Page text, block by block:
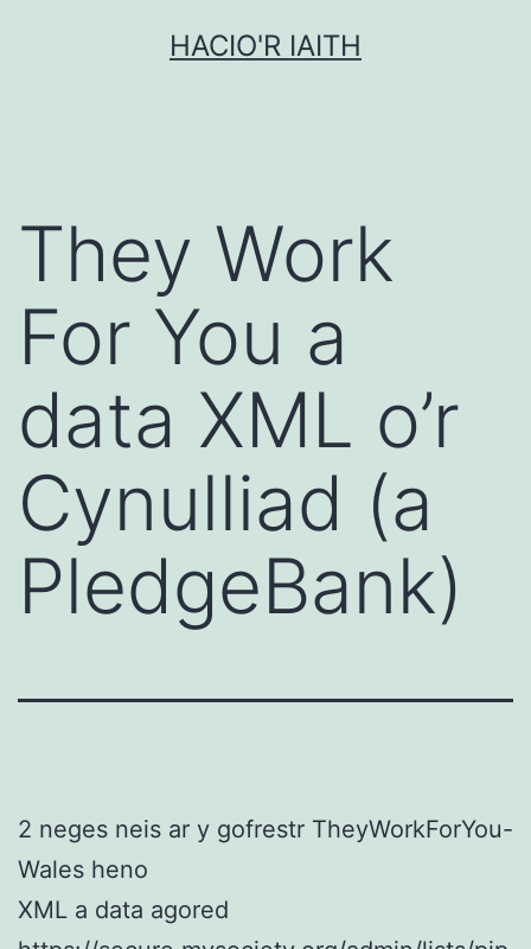
HACIO'R IAITH
They Work
For You a
data XML o’r
Cynulliad (a
PledgeBank)
2 neges neis ar y gofrestr TheyWorkForYou-
Wales heno
XML a data agored